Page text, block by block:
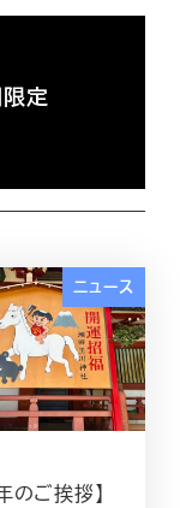
定
ニュース
のご挨拶】